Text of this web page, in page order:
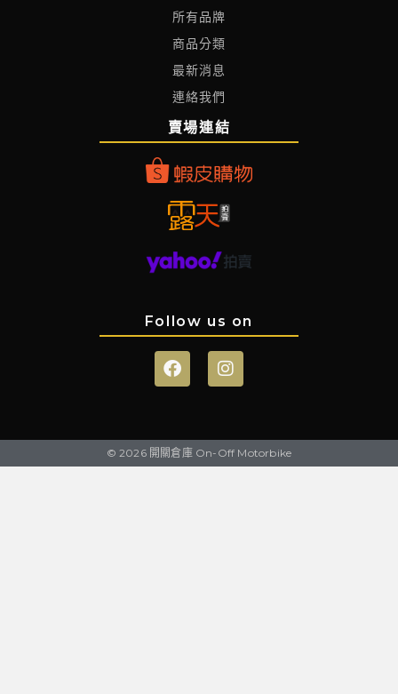
所有品牌
商品分類
最新消息
連絡我們
賣場連結
Follow us on
© 2026 開關倉庫 On-Off Motorbike